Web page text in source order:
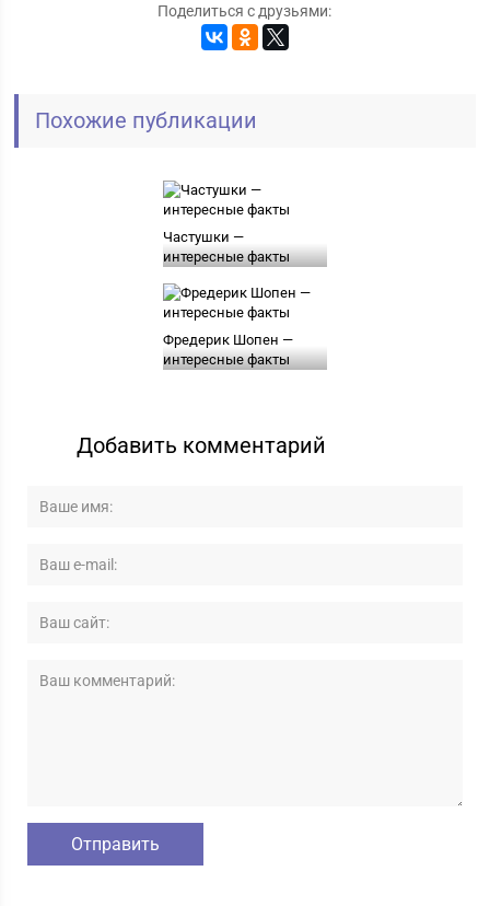
Поделиться с друзьями:
Похожие публикации
Частушки —
интересные факты
Фредерик Шопен —
интересные факты
Добавить комментарий